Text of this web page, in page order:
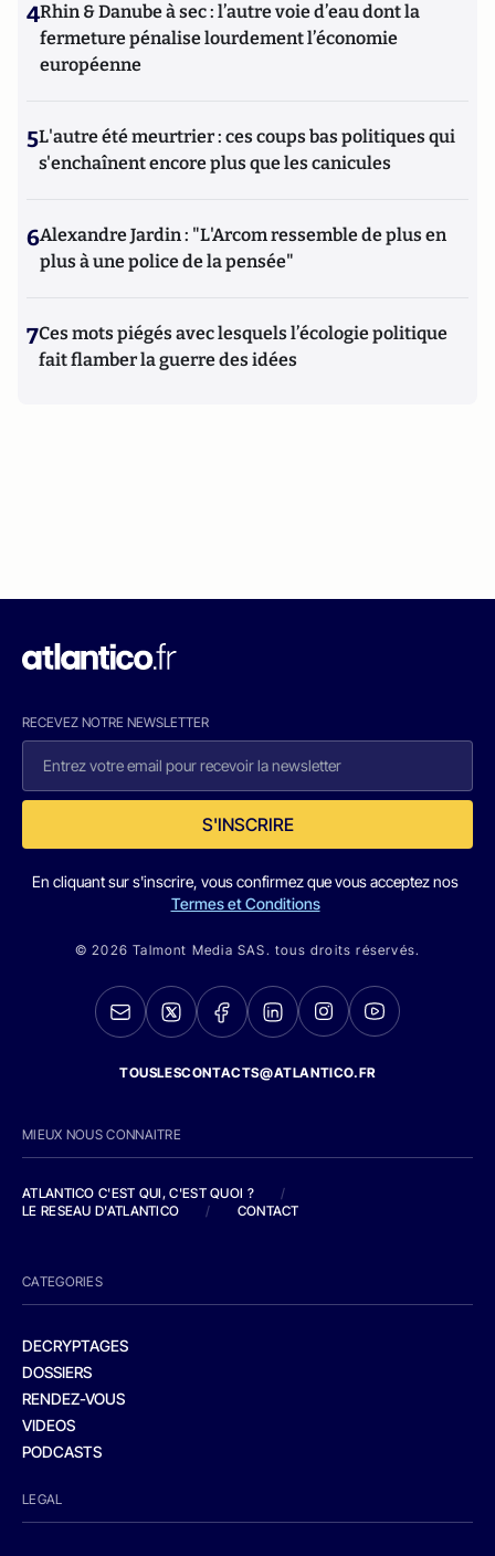
4Rhin & Danube à sec : l’autre voie d’eau dont la
fermeture pénalise lourdement l’économie
européenne
5L'autre été meurtrier : ces coups bas politiques qui
s'enchaînent encore plus que les canicules
6Alexandre Jardin : "L'Arcom ressemble de plus en
plus à une police de la pensée"
7Ces mots piégés avec lesquels l’écologie politique
fait flamber la guerre des idées
RECEVEZ NOTRE NEWSLETTER
S'INSCRIRE
En cliquant sur s'inscrire, vous confirmez que vous acceptez nos
Termes et Conditions
© 2026 Talmont Media SAS. tous droits réservés.
TOUSLESCONTACTS@ATLANTICO.FR
MIEUX NOUS CONNAITRE
ATLANTICO C'EST QUI, C'EST QUOI ?
/
LE RESEAU D'ATLANTICO
/ CONTACT
CATEGORIES
DECRYPTAGES
DOSSIERS
RENDEZ-VOUS
VIDEOS
PODCASTS
LEGAL